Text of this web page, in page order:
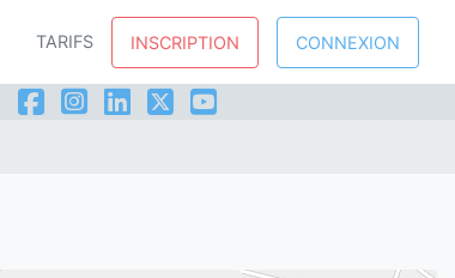
TARIFS INSCRIPTION CONNEXION